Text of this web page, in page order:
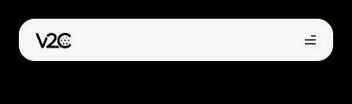
content